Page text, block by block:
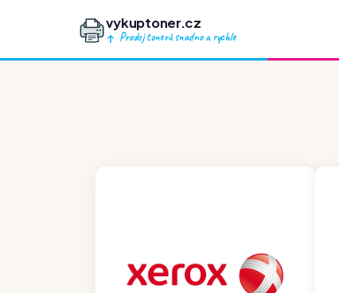
vykuptoner.cz
Prodej tonerů snadno a rychle